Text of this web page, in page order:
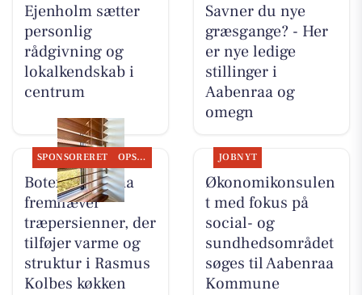
Ejenholm sætter
personlig
rådgivning og
lokalkendskab i
centrum
Savner du nye
græsgange? - Her
er nye ledige
stillinger i
Aabenraa og
omegn
SPONSORERET OPSLAGSTAVLEN
Botex Aabenraa
fremhæver
træpersienner, der
tilføjer varme og
struktur i Rasmus
Kolbes køkken
JOBNYT
Økonomikonsulen
t med fokus på
social- og
sundhedsområdet
søges til Aabenraa
Kommune